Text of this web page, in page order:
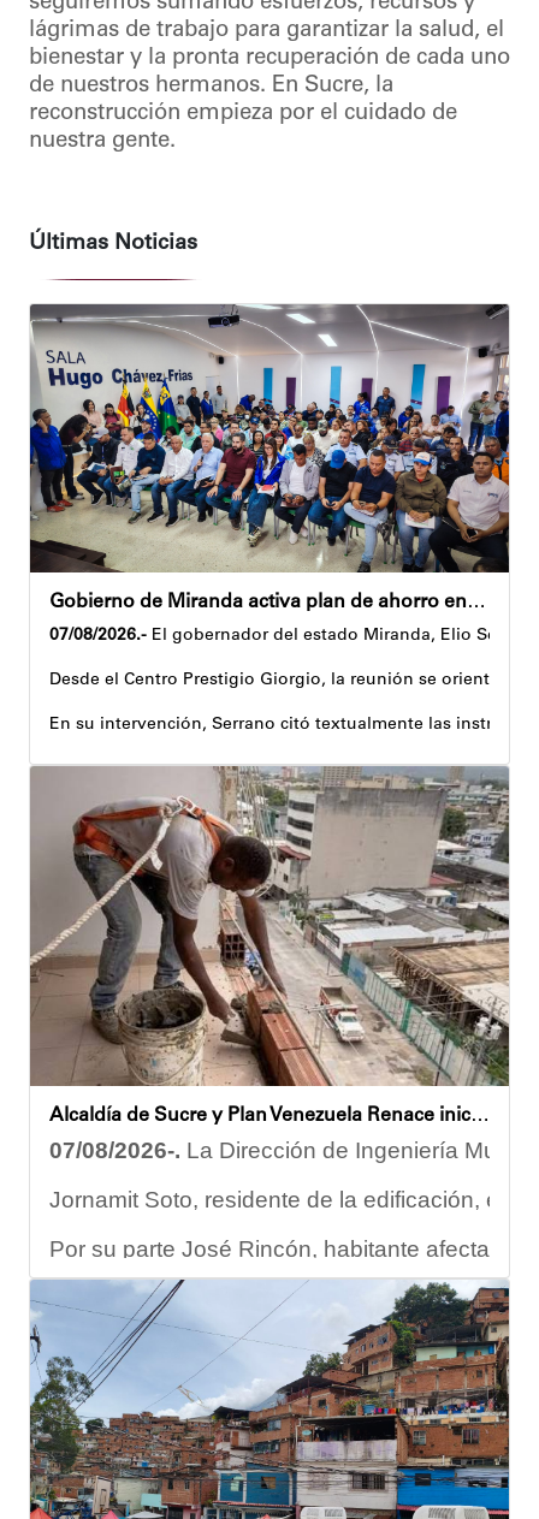
lágrimas de trabajo para garantizar la salud, el
bienestar y la pronta recuperación de cada uno
de nuestros hermanos. En Sucre, la
reconstrucción empieza por el cuidado de
nuestra gente.
Últimas Noticias
Gobierno de Miranda activa plan de ahorro energético en la entidad
07/08/2026.- El gobernador del estado Miranda, Elio
Desde el Centro Prestigio Giorgio, la reunión se orientó al
En su intervención, Serrano citó textualmente las
Igualmente, explicó que el propósito central de este
Despliegue territorial
El encuentro contó con la participación del diputado
Como parte de los acuerdos orientados durante la
Joshua Piña
Alcaldía de Sucre y Plan Venezuela Renace iniciaron demolición de fachadas en Residencias Los Dos Caminos
07/08/2026-. La Dirección de Ingeniería
Jornamit Soto, residente de la edificación,
Por su parte José Rincón, habitante afectado
“El proceso comenzó con una primera
Ante la emergencia, los vecinos del referido
Las cuadrillas de trabajo permanecen